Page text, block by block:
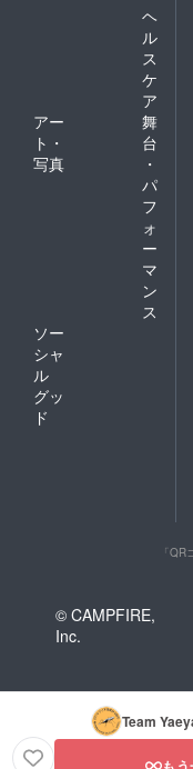
ヘ
ル
ス
ケ
ア
アー
ト・
写真
舞
台
・
パ
フ
ォ
ー
マ
ン
ス
ソー
シャ
ル
グッ
ド
「
© CAMPFIRE,
Inc.
Team